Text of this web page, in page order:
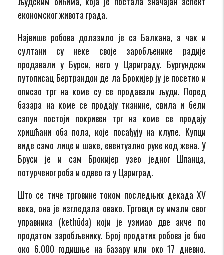
економског живота града.
Највише робова долазило је са Балкана, а чак и
султани су неке своје заробљенике радије
продавали у Бурси, него у Цариграду. Бургундски
путописац Бертрандон де ла Брокијер ју је посетио и
описао трг на коме су се продавали људи. Поред
базара на коме се продају тканине, свила и бели
сапун постоји покривен трг на коме се продају
хришћани оба пола, које посађују на клупе. Купци
виде само лице и шаке, евентуално руке код жена. У
Бруси је и сам Брокијер узео једног Шпанца,
потурченог роба и одвео га у Цариград.
Што се тиче трговине током последњих декада XV
века, она је изгледала овако. Трговци су имали свог
управника (kethüda) који је узимао две акче по
продатом заробљенику. Број продатих робова је био
око 6.000 годишње на базару или око 17 дневно.